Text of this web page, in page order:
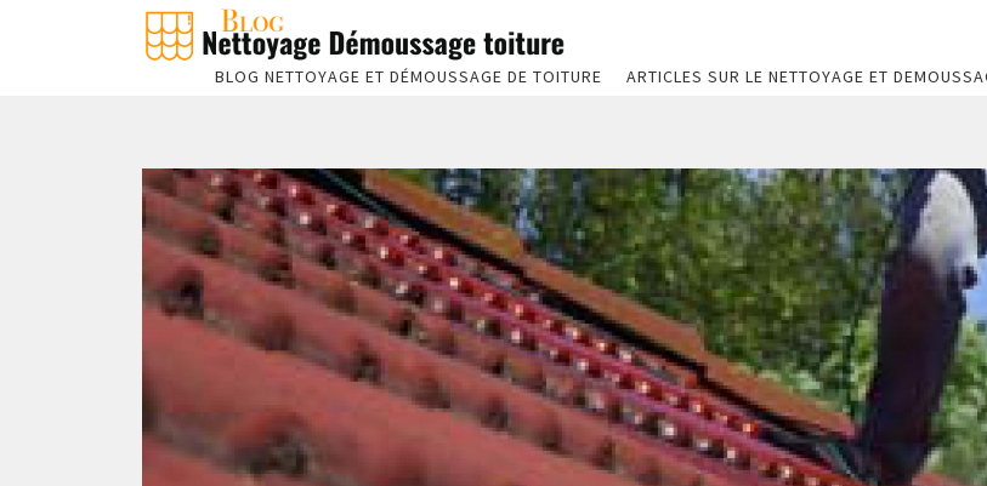
BLOG NETTOYAGE ET DÉMOUSSAGE DE TOITURE ARTICLES SUR LE NETTOYAGE ET